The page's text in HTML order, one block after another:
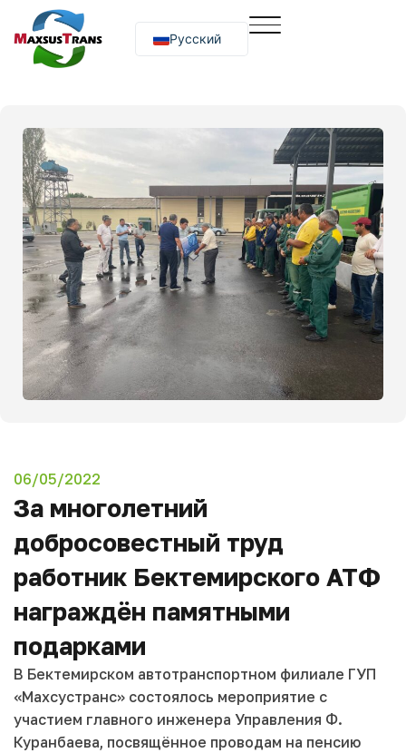
Русский
O‘zbekcha
06/05/2022
За многолетний
добросовестный труд
работник Бектемирского АТФ
награждён памятными
подарками
В Бектемирском автотранспортном филиале ГУП
«Махсустранс» состоялось мероприятие с
участием главного инженера Управления Ф.
Куранбаева, посвящённое проводам на пенсию